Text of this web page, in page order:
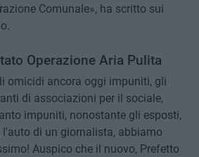
Comunale», ha scritto sui
Operazione Aria Pulita
omicidi ancora oggi impuniti, gli
di associazioni per il sociale,
impuniti, nonostante gli esposti,
di un giornalista, abbiamo
Auspico che il nuovo, Prefetto